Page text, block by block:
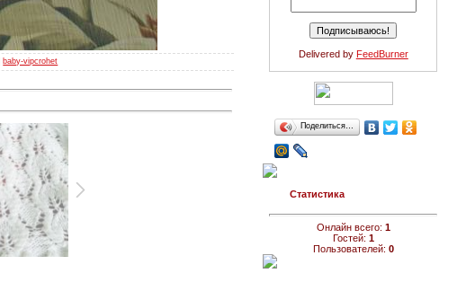
baby-vipcrohet
Delivered by FeedBurner
Поделиться…
Статистика
Онлайн всего: 1
Гостей: 1
Пользователей: 0